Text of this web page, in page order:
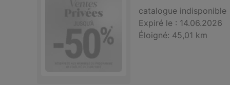
catalogue indisponible
Expiré le : 14.06.2026
Éloigné: 45,01 km